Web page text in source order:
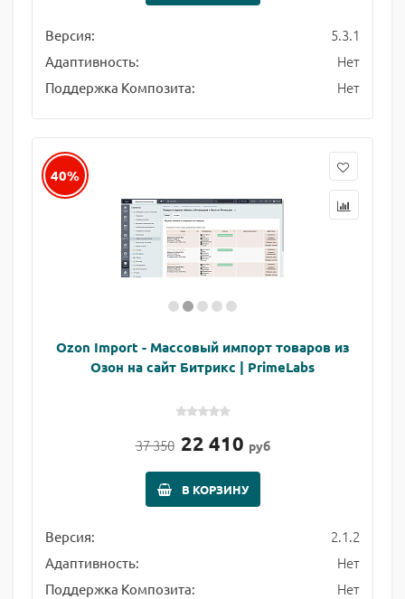
Версия: 5.3.1
Адаптивность: Нет
Поддержка Композита: Нет
40%
Ozon Import - Массовый импорт товаров из
Озон на сайт Битрикс | PrimeLabs
37 350 22 410 руб
В КОРЗИНУ
Версия: 2.1.2
Адаптивность: Нет
Поддержка Композита: Нет